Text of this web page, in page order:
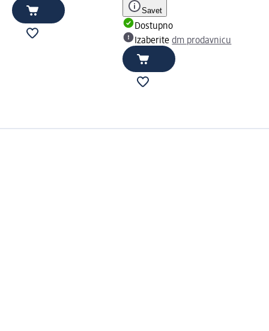
Savet
Dostupno
Izaberitedm prodavnicu